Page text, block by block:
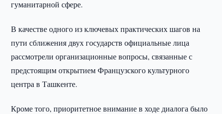
гуманитарной сфере.
В качестве одного из ключевых практических шагов на
пути сближения двух государств официальные лица
рассмотрели организационные вопросы, связанные с
предстоящим открытием Французского культурного
центра в Ташкенте.
Кроме того, приоритетное внимание в ходе диалога было